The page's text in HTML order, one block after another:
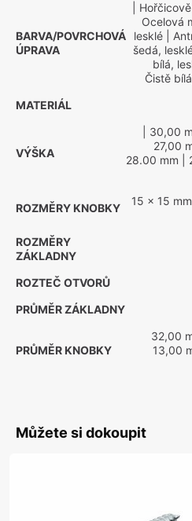
BARVA/POVRCHOVÁ
ÚPRAVA
|
Ocelová
lesklé |
šedá,
bílá,
Čistě
MATERIÁL
VÝŠKA
| 30,00
27,00
28.00 mm |
ROZMĚRY KNOBKY
15 x 15 mm
ROZMĚRY
ZÁKLADNY
ROZTEČ OTVORŮ
PRŮMĚR ZÁKLADNY
PRŮMĚR KNOBKY
32,00
13,00
Můžete si dokoupit